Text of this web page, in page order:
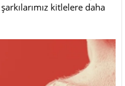
kitlelere daha